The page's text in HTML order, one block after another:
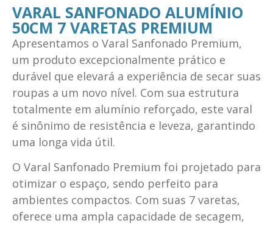
VARAL SANFONADO ALUMÍNIO
50CM 7 VARETAS PREMIUM
Apresentamos o Varal Sanfonado Premium,
um produto excepcionalmente prático e
durável que elevará a experiência de secar suas
roupas a um novo nível. Com sua estrutura
totalmente em alumínio reforçado, este varal
é sinônimo de resistência e leveza, garantindo
uma longa vida útil.
O Varal Sanfonado Premium foi projetado para
otimizar o espaço, sendo perfeito para
ambientes compactos. Com suas 7 varetas,
oferece uma ampla capacidade de secagem,